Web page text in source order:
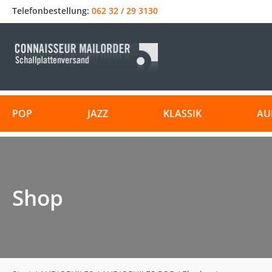
Telefonbestellung: 062 32 / 29 3130
POP JAZZ KLASSIK
Shop